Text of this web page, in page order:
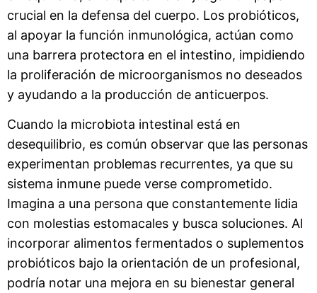
crucial en la defensa del cuerpo. Los probióticos,
al apoyar la función inmunológica, actúan como
una barrera protectora en el intestino, impidiendo
la proliferación de microorganismos no deseados
y ayudando a la producción de anticuerpos.
Cuando la microbiota intestinal está en
desequilibrio, es común observar que las personas
experimentan problemas recurrentes, ya que su
sistema inmune puede verse comprometido.
Imagina a una persona que constantemente lidia
con molestias estomacales y busca soluciones. Al
incorporar alimentos fermentados o suplementos
probióticos bajo la orientación de un profesional,
podría notar una mejora en su bienestar general